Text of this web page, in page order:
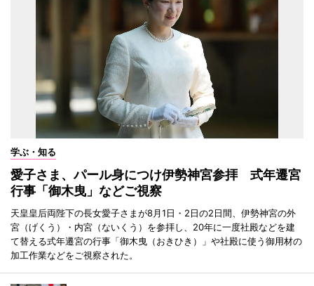
学ぶ・知る
愛子さま、パール身につけ伊勢神宮参拝 式年遷宮
行事「御木曳」などご視察
天皇皇后両陛下の長女愛子さまが8月1日・2日の2日間、伊勢神宮の外
宮（げくう）・内宮（ないくう）を参拝し、20年に一度社殿などを建
て替える式年遷宮の行事「御木曳（おきひき）」や社殿に使う御用材の
加工作業などをご視察された。